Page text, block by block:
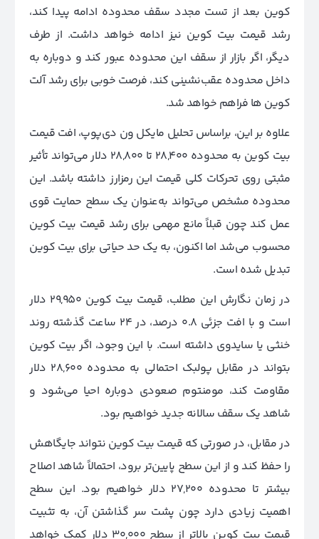
کوین بعد از تست مجدد سقف محدوده ادامه پیدا کند،
رشد قیمت بیت کوین نیز ادامه خواهد داشت. از طرف
دیگر، اگر بازار از سقف این محدوده عبور کند و دوباره به
داخل محدوده عقب‌نشینی کند، فرصت خوبی برای رشد آلت
کوین ها فراهم خواهد شد.
علاوه بر این، براساس تحلیل مایکل ون دی‌پوپ، افت قیمت
بیت کوین به محدوده 28,400 تا 28,800 دلار می‌تواند تأثیر
مثبتی روی تحرکات کلی قیمت این رمزارز داشته باشد. این
محدوده مشخص می‌تواند به‌عنوان یک سطح حمایت قوی
عمل کند چون قبلاً مانع مهمی برای رشد قیمت بیت کوین
محسوب می‌شد اما اکنون، به یک حد حیاتی برای بیت کوین
تبدیل شده است.
در زمان نگارش این مطلب، قیمت بیت کوین 29,950 دلار
است و با افت جزئی 0.8 درصد، در 24 ساعت گذشته روند
خنثی یا سایدوی داشته است. با این وجود، اگر بیت کوین
بتواند در مقابل پولبک احتمالی به محدوده 28,600 دلار
مقاومت کند، مومنتوم صعودی دوباره احیا می‌شود و
شاهد یک سقف سالانه جدید خواهیم بود.
در مقابل، در صورتی که قیمت بیت کوین نتواند جایگاهش
را حفظ کند و از این سطح پایین‌تر برود، احتمالاً شاهد اصلاح
بیشتر تا محدوده 27,200 دلار خواهیم بود. این سطح
اهمیت زیادی دارد چون پشت سر گذاشتن آن، به تثبیت
قیمت بیت کوین بالاتر از سطح 30,000 دلار کمک خواهد